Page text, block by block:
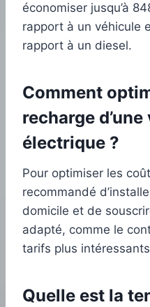
économiser jusqu’à
rapport à un véhicule
rapport à un diesel.
Comment
recharge
électrique ?
Pour optimiser les
recommandé
domicile et de
adapté, comme le
tarifs plus
Quelle est la